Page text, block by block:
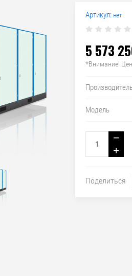
Артикул: нет
5 573
*Внимание!
Модель
−
+
Поделиться